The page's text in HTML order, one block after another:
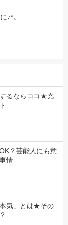
♪*。
るならココ★充
？芸能人にも意
情
気」とは★その